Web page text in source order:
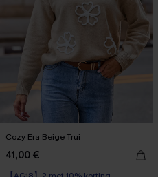
Cozy Era Beige Trui
41,00 €